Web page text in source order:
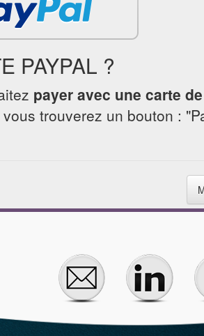
PAYPAL ?
payer avec une carte
vous trouverez un bouton :